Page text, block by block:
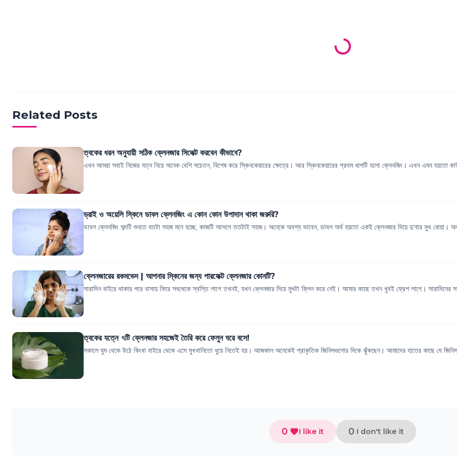
Loading products...
Related Posts
ত্বকের ধরন অনুযায়ী সঠিক ক্লেনজার সিলেক্ট করবেন কীভাবে?
এখন আমরা সবাই নিজের যত্ন নিয়ে অনেক বেশি সচেতন, বিশেষ করে স্কিনকেয়ারের ক্ষেত্রে। আর স্কিনকেয়ারের প্রথম ধাপটি হলো ক্লেনজিং। এখন এমন হয়তো
ড্রাই ও অয়েলি স্কিনে ডাবল ক্লেনজিং এ কোন কোন উপাদান থাকা জরুরি?
ডাবল ক্লেনজিং শব্দটি শুনতে যতটা সহজ মনে হচ্ছে, কাজটি আসলে ততটাই সহজ। অনেকে অবশ্য ভাবেন, ডাবল অর্থ হয়তো একই ক্লেনজার দিয়ে দু'বার মুখ ধোয়া। অর্থ
ক্লেনজারের রকমভেদ | আপনার স্কিনের জন্য পারফেক্ট ক্লেনজার কোনটি?
সারাদিন বাইরে থাকার পরে বাসায় ফিরে সবথেকে স্বস্তি লাগে তখনই, যখন ক্লেনজার দিয়ে মুখটা ক্লিন করে নেই। আমার কাছে তখন খুবই ফ্রেশ লাগে। সারাদিনের
ত্বকের যত্নে ৭টি ক্লেনজার সহজেই তৈরি করে ফেলুন ঘরে বসে!
সকালে ঘুম থেকে উঠে কিংবা বাইরে থেকে এসে মুখখানিতো ধুয়ে নিতেই হয়। আজকাল অনেকেই প্রাকৃতিক জিনিসগুলোর দিকে ঝুঁকছেন। আমাদের হাতের কাছে যে
0 I like it 0 I don't like it